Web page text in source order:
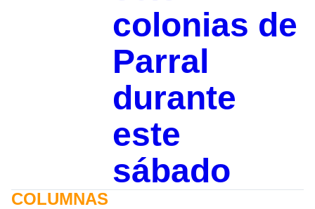
colonias de
Parral
durante
este
sábado
COLUMNAS